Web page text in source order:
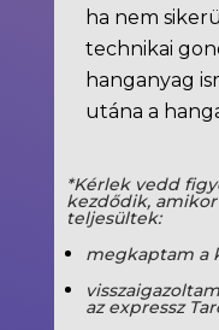
ha nem
technikai
hanganyag
utána a
*Kérlek vedd
kezdődik,
teljesültek:
megkaptam a
az expressz